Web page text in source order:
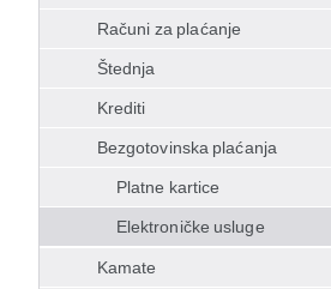
Računi za plaćanje
Štednja
Krediti
Bezgotovinska plaćanja
Platne kartice
Elektroničke usluge
Kamate